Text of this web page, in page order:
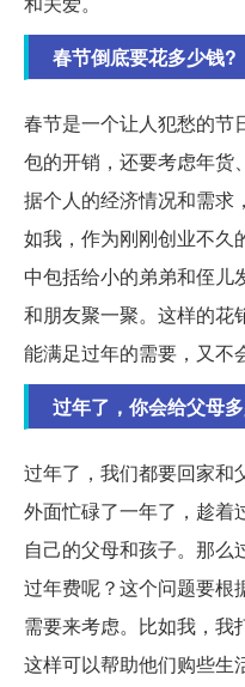
春节倒底要花多少钱?
春节是一个让人犯愁的节
包的开销，还要考虑年货
据个人的经济情况和需求
如我，作为刚刚创业不久
中包括给小的弟弟和侄儿
和朋友聚一聚。这样的花
能满足过年的需要，又不
过年了，你会给父母
过年了，我们都要回家和
外面忙碌了一年了，趁着
自己的父母和孩子。那么
过年费呢？这个问题要根
需要来考虑。比如我，我
这样可以帮助他们购些生